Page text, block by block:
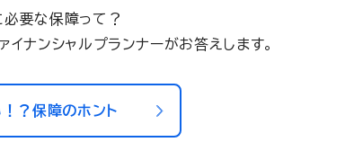
要な保障って？
ナンシャルプランナーがお答えします。
？保障のホント